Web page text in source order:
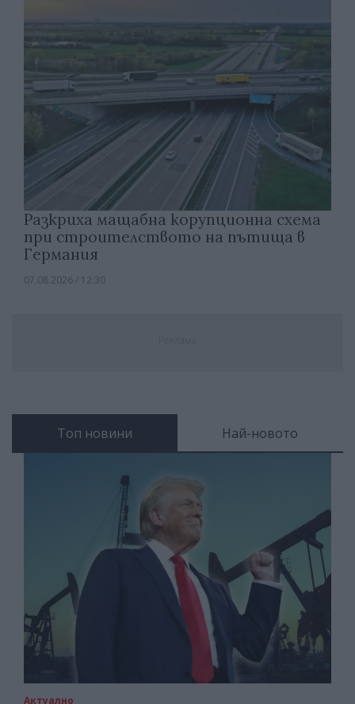
Разкриха мащабна корупционна схема
при строителството на пътища в
Германия
07.08.2026 / 12:30
Топ новини Най-новото
Актуално